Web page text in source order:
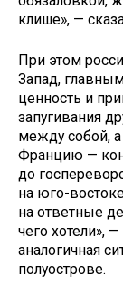
клише», —
При этом
Запад,
ценность и
запугивания
между собой,
Францию —
до
на юго-
на ответные
чего хотели»,
аналогичная
полуострове.